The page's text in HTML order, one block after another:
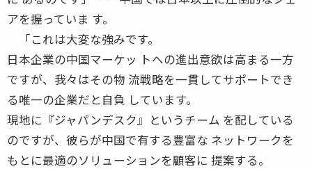
アを握っていま す。
「これは大変な強みです。
日本企業の中国マーケッ トへの進出意欲は高まる一方
ですが、我々はその物 流戦略を一貫してサポートでき
る唯一の企業だと自負 しています。
現地に『ジャパンデスク』というチーム を配している
のですが、彼らが中国で有する豊富な ネットワークを
もとに最適のソリューションを顧客に 提案する。